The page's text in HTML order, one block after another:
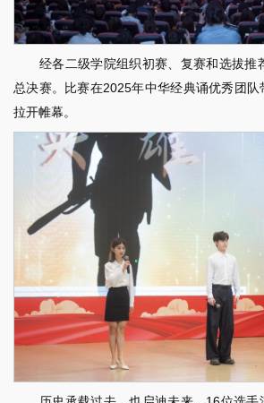
经各二级学院组织初赛、复赛和选拔推
总决赛。比赛在2025年中华经典诵优秀团
拉开帷幕。